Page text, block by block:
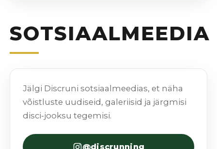
SOTSIAALMEEDIA
Jälgi Discruni sotsiaalmeedias, et näha
võistluste uudiseid, galeriisid ja järgmisi
disci-jooksu tegemisi.
@discrunning